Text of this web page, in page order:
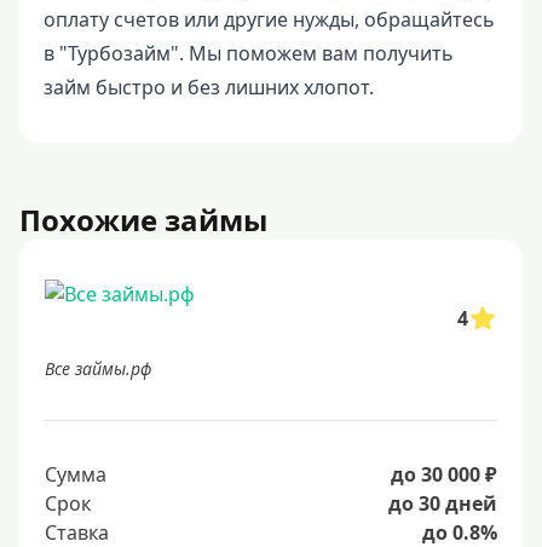
оплату счетов или другие нужды, обращайтесь
в "Турбозайм". Мы поможем вам получить
займ быстро и без лишних хлопот.
Похожие займы
4
Все займы.рф
Сумма
до 30 000 ₽
Срок
до 30 дней
Ставка
до 0.8%